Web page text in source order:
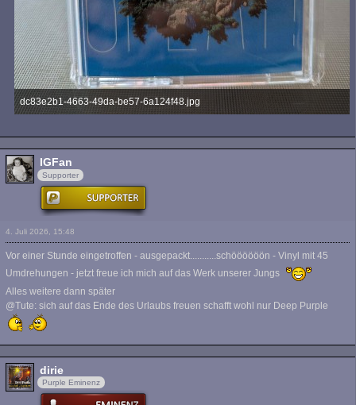
dc83e2b1-4663-49da-be57-6a124f48.jpg
990,74 kB, 3.472×4.624, 54 mal angesehen
IGFan
Supporter
4. Juli 2026, 15:48
Vor einer Stunde eingetroffen - ausgepackt...........schöööööön - Vinyl mit 45
Umdrehungen - jetzt freue ich mich auf das Werk unserer Jungs
Alles weitere dann später
@Tute: sich auf das Ende des Urlaubs freuen schafft wohl nur Deep Purple
dirie
Purple Eminenz